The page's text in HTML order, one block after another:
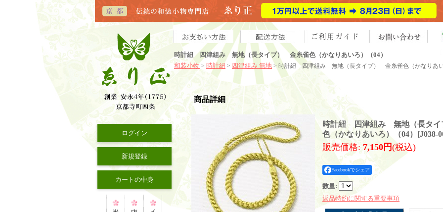
時計紐 四津組み 無地（長タイプ） 金糸雀色（かなりあいろ）（04）
和装小物 > 時計紐 > 四津組み 無地 > 時計紐 四津組み 無地（長タイプ） 金糸雀色（かなりあ
ログイン
新規登録
カートの中身
商品詳細
時計紐 四津組み 無地（長タ
色（かなりあいろ）（04） [J038-
販売価格: 7,150円(税込)
Facebookでシェア
数量:
返品特約に関する重要事項